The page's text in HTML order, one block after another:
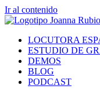
Ir al contenido
LOCUTORA
ESTUDIO DE
DEMOS
BLOG
PODCAST